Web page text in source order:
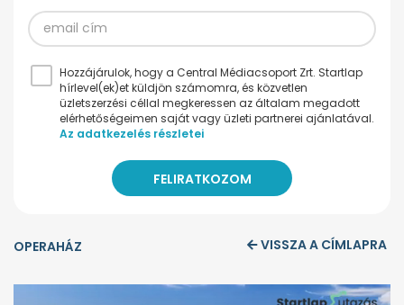
Hozzájárulok, hogy a Central Médiacsoport Zrt. Startlap
hírlevel(ek)et küldjön számomra, és közvetlen
üzletszerzési céllal megkeressen az általam megadott
elérhetőségeimen saját vagy üzleti partnerei ajánlatával.
Az adatkezelés részletei
OPERAHÁZ VISSZA A CÍMLAPRA